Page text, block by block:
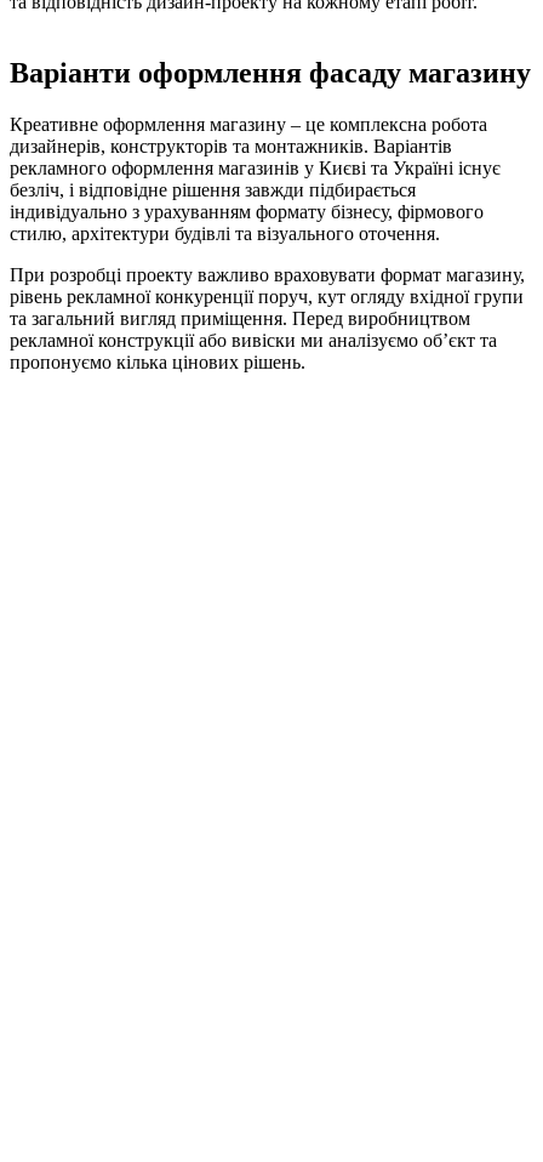
Варіанти оформлення фасаду магазину
Креативне оформлення магазину – це комплексна робота
дизайнерів, конструкторів та монтажників. Варіантів
рекламного оформлення магазинів у Києві та Україні існує
безліч, і відповідне рішення завжди підбирається
індивідуально з урахуванням формату бізнесу, фірмового
стилю, архітектури будівлі та візуального оточення.
При розробці проекту важливо враховувати формат магазину,
рівень рекламної конкуренції поруч, кут огляду вхідної групи
та загальний вигляд приміщення. Перед виробництвом
рекламної конструкції або вивіски ми аналізуємо об’єкт та
пропонуємо кілька цінових рішень.